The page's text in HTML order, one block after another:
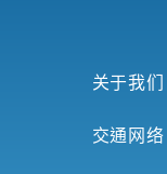
关于我们
交通网络